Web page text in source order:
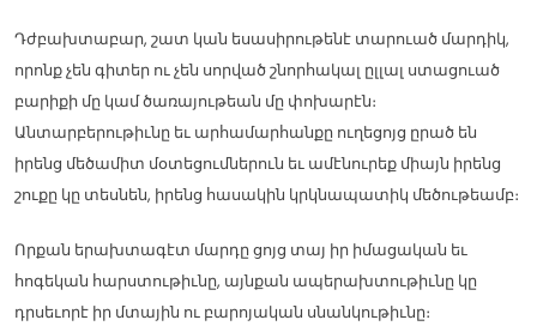
Դժբախտաբար, շատ կան եսասիրութենէ տարուած մարդիկ,
որոնք չեն գիտեր ու չեն սորված շնորհակալ ըլլալ ստացուած
բարիքի մը կամ ծառայութեան մը փոխարէն։
Անտարբերութիւնը եւ արհամարհանքը ուղեցոյց ըրած են
իրենց մեծամիտ մօտեցումներուն եւ ամէնուրեք միայն իրենց
շուքը կը տեսնեն, իրենց հասակին կրկնապատիկ մեծութեամբ։
Որքան երախտագէտ մարդը ցոյց տայ իր իմացական եւ
հոգեկան հարստութիւնը, այնքան ապերախտութիւնը կը
դրսեւորէ իր մտային ու բարոյական սնանկութիւնը։